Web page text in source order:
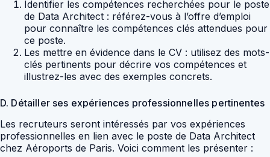
Identifier les compétences recherchées pour le poste
de Data Architect : référez-vous à l’offre d’emploi
pour connaître les compétences clés attendues pour
ce poste.
Les mettre en évidence dans le CV : utilisez des mots-
clés pertinents pour décrire vos compétences et
illustrez-les avec des exemples concrets.
D. Détailler ses expériences professionnelles pertinentes
Les recruteurs seront intéressés par vos expériences
professionnelles en lien avec le poste de Data Architect
chez Aéroports de Paris. Voici comment les présenter :